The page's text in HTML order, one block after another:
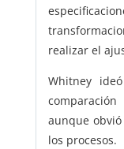
realizar el
Whitney
aunque
los procesos.